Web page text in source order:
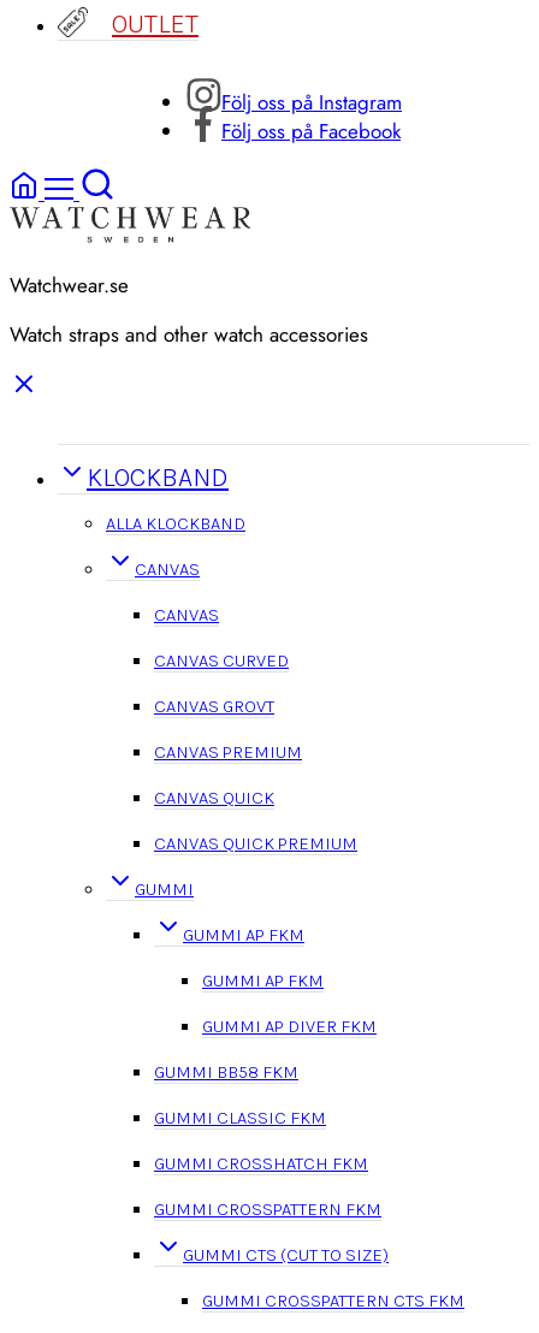
OUTLET
Följ oss på Instagram
Följ oss på Facebook
Watchwear.se
Watch straps and other watch accessories
KLOCKBAND
ALLA KLOCKBAND
CANVAS
CANVAS
CANVAS CURVED
CANVAS GROVT
CANVAS PREMIUM
CANVAS QUICK
CANVAS QUICK PREMIUM
GUMMI
GUMMI AP FKM
GUMMI AP FKM
GUMMI AP DIVER FKM
GUMMI BB58 FKM
GUMMI CLASSIC FKM
GUMMI CROSSHATCH FKM
GUMMI CROSSPATTERN FKM
GUMMI CTS (CUT TO SIZE)
GUMMI CROSSPATTERN CTS FKM